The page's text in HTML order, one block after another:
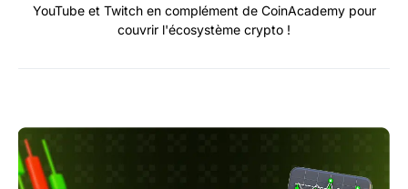
YouTube et Twitch en complément de CoinAcademy pour
couvrir l'écosystème crypto !